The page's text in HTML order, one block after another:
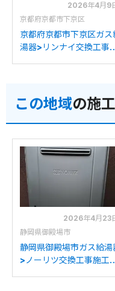
2026年4月9
京都府京都市下京区
京都府京都市下京区ガス
湯器>リンナイ交換工事
交換
この地域の施
2026年4月23
静岡県御殿場市
静岡県御殿場市ガス給湯
>ノーリツ交換工事施工